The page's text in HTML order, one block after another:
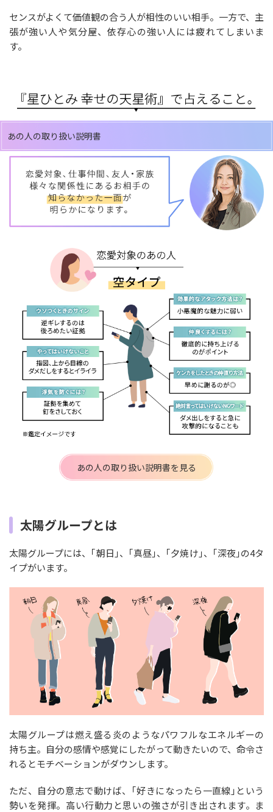
センスがよくて価値観の合う人が相性のいい相手。一方で、主
張が強い人や気分屋、依存心の強い人には疲れてしまいま
す。
あの人の取り扱い説明書
あの人の取り扱い説明書を見る
太陽グループとは
太陽グループには、｢朝日｣、｢真昼｣、｢夕焼け｣、｢深夜｣の4タ
イプがいます。
太陽グループは燃え盛る炎のようなパワフルなエネルギーの
持ち主。自分の感情や感覚にしたがって動きたいので、命令さ
れるとモチベーションがダウンします。
ただ、自分の意志で動けば、｢好きになったら一直線｣という
勢いを発揮。高い行動力と思いの強さが引き出されます。ま